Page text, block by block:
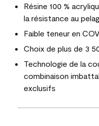
Résine 100 %
la résistance au
Faible teneur en COV
Choix de plus de 3
Technologie de la
combinaison
exclusifs